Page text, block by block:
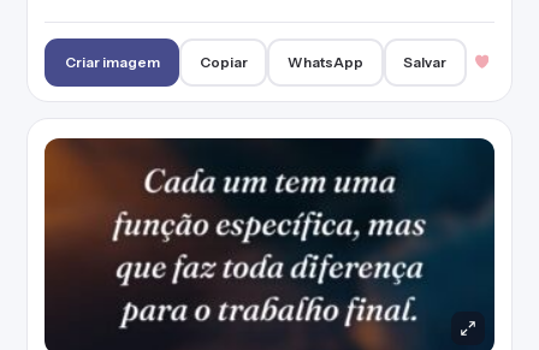
Criar imagem Copiar WhatsApp Salvar